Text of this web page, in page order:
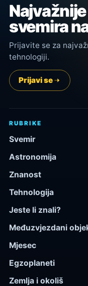
svemira
Prijavite se za
tehnologiji.
Prijavi se
RUBRIKE
Svemir
Astronomija
Znanost
Tehnologija
Jeste li znali?
Međuzvjezdani
Mjesec
Egzoplaneti
Zemlja i okoliš